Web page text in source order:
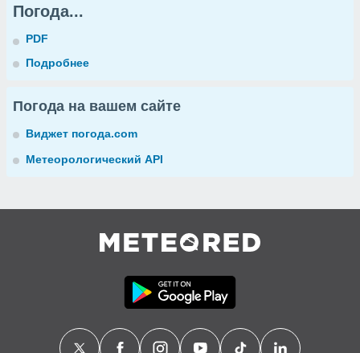
Погода...
PDF
Подробнее
Погода на вашем сайте
Виджет погода.com
Метеорологический API